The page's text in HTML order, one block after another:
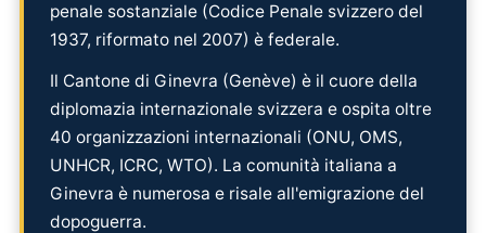
penale sostanziale (Codice Penale svizzero del
1937, riformato nel 2007) è federale.
Il Cantone di Ginevra (Genève) è il cuore della
diplomazia internazionale svizzera e ospita oltre
40 organizzazioni internazionali (ONU, OMS,
UNHCR, ICRC, WTO). La comunità italiana a
Ginevra è numerosa e risale all'emigrazione del
dopoguerra.